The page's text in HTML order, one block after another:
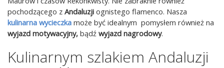
pochodzącego z Andaluzji ognistego flamenco. Nasza
kulinarna wycieczka może być idealnym pomysłem również na
wyjazd motywacyjny, bądź wyjazd nagrodowy.
Kulinarnym szlakiem Andaluzji